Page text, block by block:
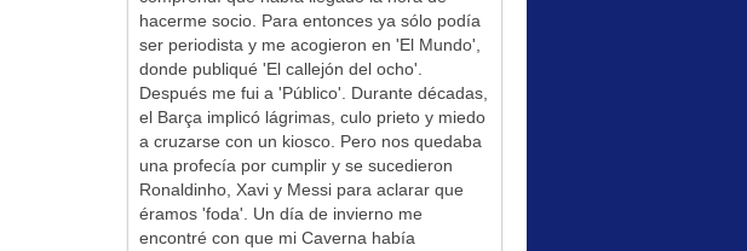
hacerme socio. Para entonces ya sólo podía
ser periodista y me acogieron en 'El Mundo',
donde publiqué 'El callejón del ocho'.
Después me fui a 'Público'. Durante décadas,
el Barça implicó lágrimas, culo prieto y miedo
a cruzarse con un kiosco. Pero nos quedaba
una profecía por cumplir y se sucedieron
Ronaldinho, Xavi y Messi para aclarar que
éramos 'foda'. Un día de invierno me
encontré con que mi Caverna había